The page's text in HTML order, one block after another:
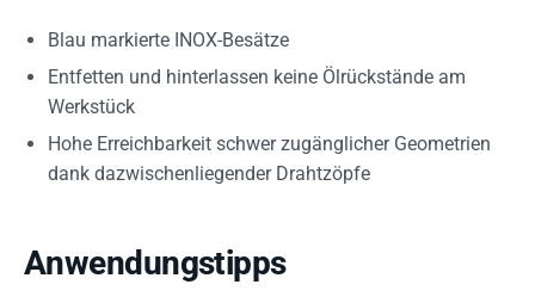
Blau markierte INOX-Besätze
Entfetten und hinterlassen keine Ölrückstände am
Werkstück
Hohe Erreichbarkeit schwer zugänglicher Geometrien
dank dazwischenliegender Drahtzöpfe
Anwendungstipps